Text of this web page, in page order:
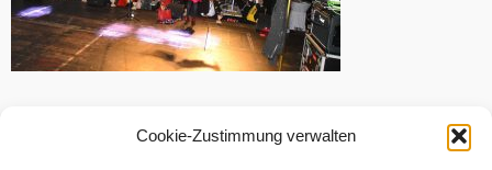
Cookie-Zustimmung verwalten